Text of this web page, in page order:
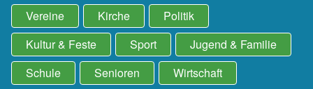
Vereine Kirche
Politik
Kultur & Feste
Sport
Jugend & Familie
Schule
Senioren Wirtschaft